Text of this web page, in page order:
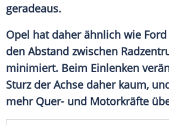
geradeaus.
Opel hat daher ähnlich wie Ford
den Abstand zwischen
minimiert. Beim Einlenken
Sturz der Achse daher kaum,
mehr Quer- und Motorkräfte